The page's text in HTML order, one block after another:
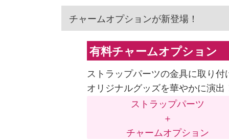
チャームオプションが新登場！
有料チャームオプション
ストラップパーツの金具に取り付
オリジナルグッズを華やかに演出
ストラップパーツ
＋
チャームオプション